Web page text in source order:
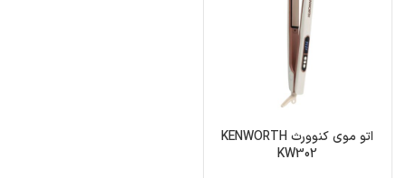
اتو موی کنوورث KENWORTH
KW302